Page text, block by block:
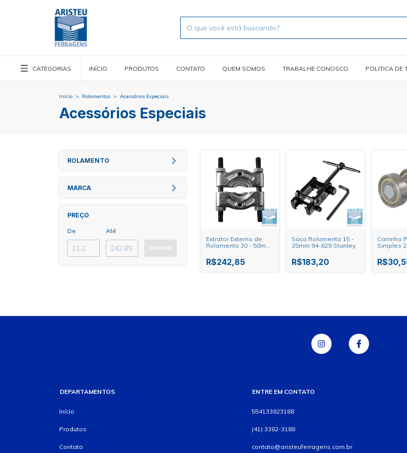
CATEGORIAS INÍCIO PRODUTOS CONTATO QUEM SOMOS TRABALHE CONOSCO POLITICA DE
Início > Rolamentos > Acessórios Especiais
Acessórios Especiais
ROLAMENTO
MARCA
PREÇO
De Até
APLICAR
Extrator Externo de
Rolamento 30 - 50mm
R$242,85
Saca Rolamento 15 -
25mm 94-829 Stanley
R$183,20
Carrinho
Simples
DEPARTAMENTOS
Início
Produtos
Contato
ENTRE EM CONTATO
554133823188
(41) 3382-3188
contato@aristeuferragens.com.br